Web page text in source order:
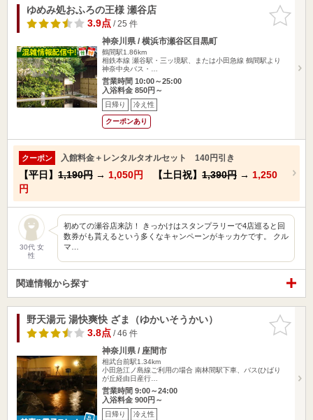
お気に入
りに追加
ゆめみ処おふろの王様 瀬谷店
3.9点/ 25 件
神奈川県 / 横浜市瀬谷区目黒町
鶴間駅1.86km
相鉄本線 瀬谷駅・三ッ境駅、または小田急線 鶴間駅より
神奈中央バス・…
営業時間 10:00～25:00
入浴料金 850円～
日帰り 冷え性
クーポンあり
クーポン 入館料金＋レンタルタオルセット 140円引き
【平日】 1,190円 → 1,050円 【土日祝】 1,390円 → 1,250
円
30代 女
性
初めての瀬谷店来訪！ きっかけはスタンプラリーで4店巡ると回
数券がも貰えるという多くなキャンペーンがキッカケです。 クル
マ…
関連情報から探す
お気に入
りに追加
野天湯元 湯快爽快 ざま（ゆかいそうかい）
3.8点/ 46 件
神奈川県 / 座間市
相武台前駅1.34km
小田急江ノ島線ご利用の場合 南林間駅下車、バス(ひばり
が丘経由日産行…
営業時間 9:00～24:00
入浴料金 900円～
日帰り 冷え性